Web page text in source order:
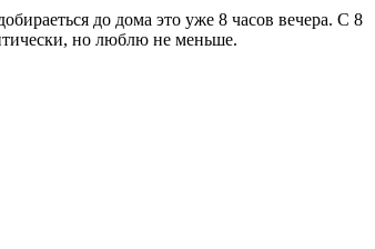
до дома это уже 8 часов вечера. С 8
но люблю не меньше.